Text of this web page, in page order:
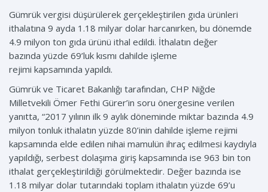
Gümrük vergisi düşürülerek gerçekleştirilen gıda ürünleri
ithalatına 9 ayda 1.18 milyar dolar harcanırken, bu dönemde
4.9 milyon ton gıda ürünü ithal edildi. İthalatın değer
bazında yüzde 69’luk kısmı dahilde işleme
rejimi kapsamında yapıldı.
Gümrük ve Ticaret Bakanlığı tarafından, CHP Niğde
Milletvekili Ömer Fethi Gürer’in soru önergesine verilen
yanıtta, “2017 yılının ilk 9 aylık döneminde miktar bazında 4.9
milyon tonluk ithalatın yüzde 80’inin dahilde işleme rejimi
kapsamında elde edilen nihai mamulün ihraç edilmesi kaydıyla
yapıldığı, serbest dolaşıma giriş kapsamında ise 963 bin ton
ithalat gerçekleştirildiği görülmektedir. Değer bazında ise
1.18 milyar dolar tutarındaki toplam ithalatın yüzde 69’u